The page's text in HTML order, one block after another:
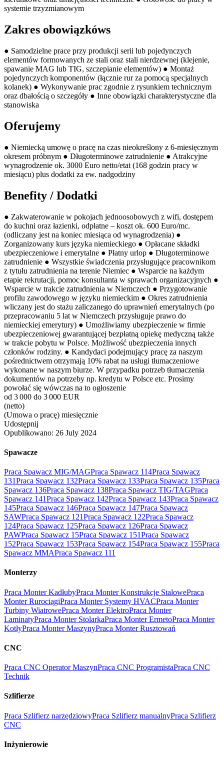
systemie trzyzmianowym
Zakres obowiązkóws
● Samodzielne prace przy produkcji serii lub pojedynczych
elementów formowanych ze stali oraz stali nierdzewnej (klejenie,
spawanie MAG lub TIG, szczepianie elementów) ● Montaż
pojedynczych komponentów (łącznie rur za pomocą specjalnych
kolanek) ● Wykonywanie prac zgodnie z rysunkiem technicznym
oraz dbałością o szczegóły ● Inne obowiązki charakterystyczne dla
stanowiska
Oferujemy
● Niemiecką umowę o pracę na czas nieokreślony z 6-miesięcznym
okresem próbnym ● Długoterminowe zatrudnienie ● Atrakcyjne
wynagrodzenie ok. 3000 Euro netto/etat (168 godzin pracy w
miesiącu) plus dodatki za ew. nadgodziny
Benefity / Dodatki
● Zakwaterowanie w pokojach jednoosobowych z wifi, dostępem
do kuchni oraz łazienki, odpłatne – koszt ok. 600 Euro/mc.
(odliczany jest na koniec miesiąca od wynagrodzenia) ●
Zorganizowany kurs języka niemieckiego ● Opłacane składki
ubezpieczeniowe i emerytalne ● Płatny urlop ● Długoterminowe
zatrudnienie ● Wszystkie świadczenia przysługujące pracownikom
z tytułu zatrudnienia na terenie Niemiec ● Wsparcie na każdym
etapie rekrutacji, pomoc konsultanta w sprawach organizacyjnych ●
Wsparcie w trakcie zatrudnienia w Niemczech ● Przygotowanie
profilu zawodowego w języku niemieckim ● Okres zatrudnienia
wliczany jest do stażu zaliczanego do uprawnień emerytalnych (po
przepracowaniu 5 lat w Niemczech przysługuje prawo do
niemieckiej emerytury) ● Umożliwiamy ubezpieczenie w firmie
ubezpieczeniowej gwarantującej bezpłatną opiekę medyczną także
w trakcie pobytu w Polsce. Możliwość ubezpieczenia innych
członków rodziny. ● Kandydaci podejmujący pracę za naszym
pośrednictwem otrzymają 10% rabat na usługi tłumaczeniowe
wykonane w naszym biurze. W przypadku potrzeb tłumaczenia
dokumentów na potrzeby np. kredytu w Polsce etc. Prosimy
powołać się wówczas na to ogłoszenie
od 3 000 do 3 000 EUR
(netto)
(Umowa o pracę) miesięcznie
Udostępnij
Opublikowano: 26 July 2024
Spawacze
Praca Spawacz MIG/MAGPraca Spawacz 114Praca Spawacz
131Praca Spawacz 132Praca Spawacz 133Praca Spawacz 135Praca
Spawacz 136Praca Spawacz 138Praca Spawacz TIG/TAGPraca
Spawacz 141Praca Spawacz 142Praca Spawacz 143Praca Spawacz
145Praca Spawacz 146Praca Spawacz 147Praca Spawacz
SAWPraca Spawacz 121Praca Spawacz 122Praca Spawacz
124Praca Spawacz 125Praca Spawacz 126Praca Spawacz
PAWPraca Spawacz 15Praca Spawacz 151Praca Spawacz
152Praca Spawacz 153Praca Spawacz 154Praca Spawacz 155Praca
Spawacz MMAPraca Spawacz 111
Monterzy
Praca Monter KadłubyPraca Monter Konstrukcje StalowePraca
Monter RurociągiPraca Monter Systemy HVACPraca Monter
Turbiny WiatrowePraca Monter ElektroPraca Monter
LaminatyPraca Monter StolarkaPraca Monter ErmetoPraca Monter
KotłyPraca Monter MaszynyPraca Monter Rusztowań
CNC
Praca CNC Operator MaszynPraca CNC ProgramistaPraca CNC
Technik
Szlifierze
Praca Szlifierz narzędziowyPraca Szlifierz manualnyPraca Szlifierz
CNC
Inżynierowie